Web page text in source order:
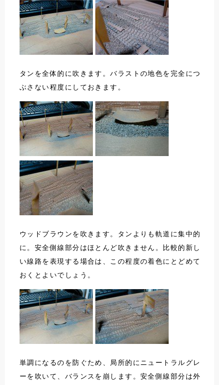
タンを全体的に吹きます。バラストの地色を完全につ
ぶさない程度にしておきます。
ウッドブラウンを吹きます。タンよりも軌道に集中的
に。安全側線部分はほとんど吹きません。比較的新し
い線路を表現する場合は、この程度の着色にとどめて
おくとよいでしょう。
単調になるのを防ぐため、局所的にニュートラルグレ
ーを吹いて、バランスを崩します。安全側線部分は外